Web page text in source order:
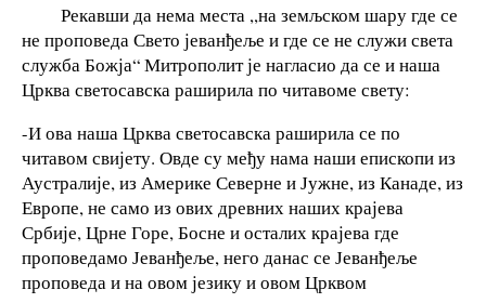
Рекавши да нема места ,,на земљском шару где се
не проповеда Свето јеванђеље и где се не служи света
служба Божја“ Митрополит је нагласио да се и наша
Црква светосавска раширила по читавоме свету:
-И ова наша Црква светосавска раширила се по
читавом свијету. Овде су међу нама наши епископи из
Аустралије, из Америке Северне и Јужне, из Канаде, из
Европе, не само из ових древних наших крајева
Србије, Црне Горе, Босне и осталих крајева где
проповедамо Јеванђеље, него данас се Јеванђеље
проповеда и на овом језику и овом Црквом